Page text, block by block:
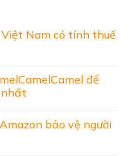
Nam có tính thuế
để
nhất
bảo vệ người